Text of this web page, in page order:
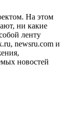
На этом
ни какие
ленту
newsru.com и
новостей